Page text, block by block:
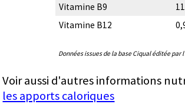
Vitamine B9
Vitamine B12
Données issues de la base Ciqual éditée par
Voir aussi d'autres informations
les apports caloriques